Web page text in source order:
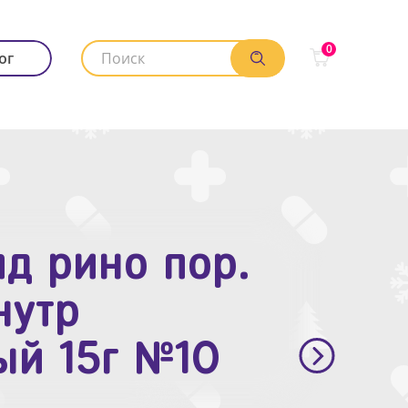
0
рино пор.
15г №10
п.п.о. 10мг